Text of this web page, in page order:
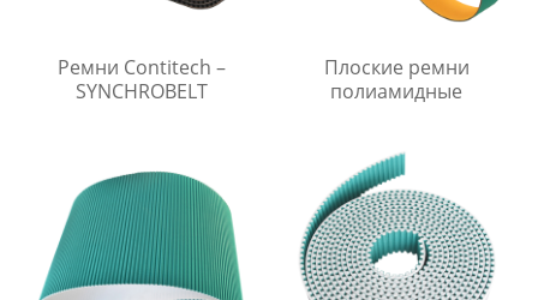
Ремни Contitech –
SYNCHROBELT
Плоские ремни
полиамидные